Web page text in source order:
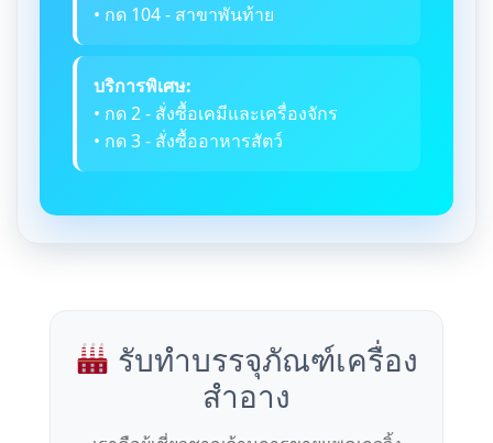
• กด 104 - สาขาพันท้าย
บริการพิเศษ:
• กด 2 - สั่งซื้อเคมีและเครื่องจักร
• กด 3 - สั่งซื้ออาหารสัตว์
รับทำบรรจุภัณฑ์เครื่อง
สำอาง